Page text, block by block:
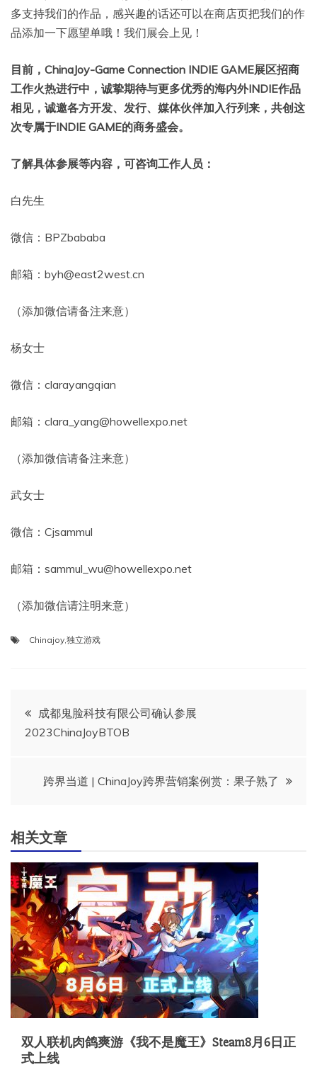
多支持我们的作品，感兴趣的话还可以在商店页把我们的作
品添加一下愿望单哦！我们展会上见！
目前，ChinaJoy-Game Connection INDIE GAME展区招商
工作火热进行中，诚挚期待与更多优秀的海内外INDIE作品
相见，诚邀各方开发、发行、媒体伙伴加入行列来，共创这
次专属于INDIE GAME的商务盛会。
了解具体参展等内容，可咨询工作人员：
白先生
微信：BPZbababa
邮箱：byh@east2west.cn
（添加微信请备注来意）
杨女士
微信：clarayangqian
邮箱：clara_yang@howellexpo.net
（添加微信请备注来意）
武女士
微信：Cjsammul
邮箱：sammul_wu@howellexpo.net
（添加微信请注明来意）
Chinajoy 独立游戏
文
章
航
成都鬼脸科技有限公司确认参展
2023ChinaJoyBTOB
跨界当道 | ChinaJoy跨界营销案例赏：果子熟了
相关文章
双人联机肉鸽爽游《我不是魔王》Steam8月6日正
式上线